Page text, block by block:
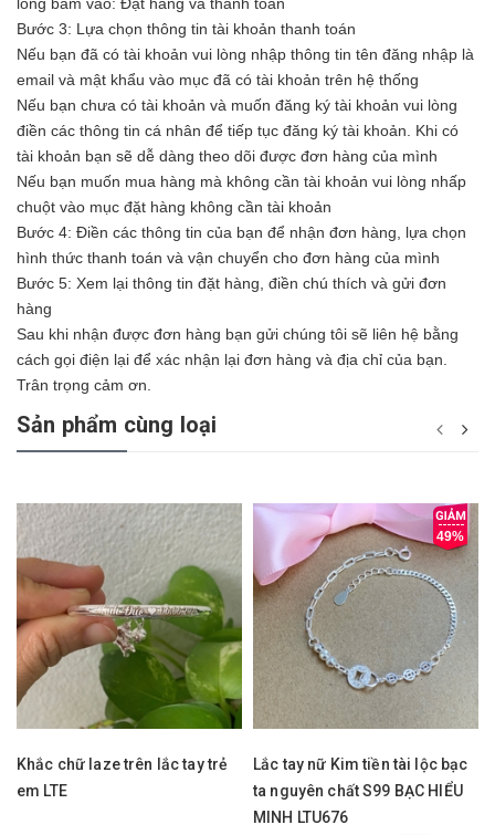
Bước 3: Lựa chọn thông tin tài khoản thanh toán
Nếu bạn đã có tài khoản vui lòng nhập thông tin tên đăng nhập là
email và mật khẩu vào mục đã có tài khoản trên hệ thống
Nếu bạn chưa có tài khoản và muốn đăng ký tài khoản vui lòng
điền các thông tin cá nhân để tiếp tục đăng ký tài khoản. Khi có
tài khoản bạn sẽ dễ dàng theo dõi được đơn hàng của mình
Nếu bạn muốn mua hàng mà không cần tài khoản vui lòng nhấp
chuột vào mục đặt hàng không cần tài khoản
Bước 4: Điền các thông tin của bạn để nhận đơn hàng, lựa chọn
hình thức thanh toán và vận chuyển cho đơn hàng của mình
Bước 5: Xem lại thông tin đặt hàng, điền chú thích và gửi đơn
hàng
Sau khi nhận được đơn hàng bạn gửi chúng tôi sẽ liên hệ bằng
cách gọi điện lại để xác nhận lại đơn hàng và địa chỉ của bạn.
Trân trọng cảm ơn.
Sản phẩm cùng loại
Khắc chữ laze trên lắc tay trẻ
em LTE
49%
Lắc tay nữ Kim tiền tài lộc bạc
ta nguyên chất S99 BẠC HIỂU
MINH LTU676